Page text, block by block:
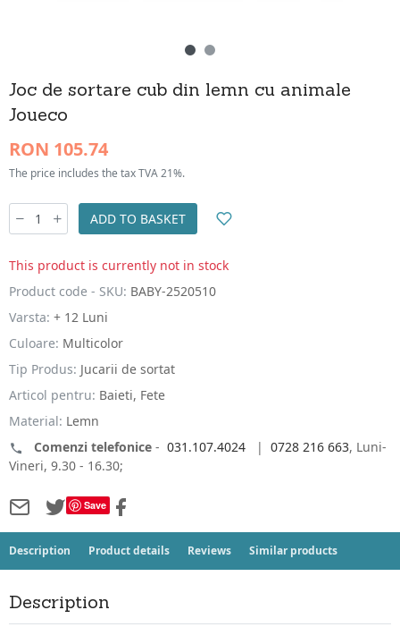
Joc de sortare cub din lemn cu animale
Joueco
RON 105.74
The price includes the tax TVA 21%.
ADD TO BASKET
This product is currently not in stock
Product code - SKU: BABY-2520510
Varsta: + 12 Luni
Culoare: Multicolor
Tip Produs: Jucarii de sortat
Articol pentru: Baieti, Fete
Material: Lemn
Comenzi telefonice - 031.107.4024 | 0728 216 663, Luni-
Vineri, 9.30 - 16.30;
Save
Description Product details Reviews Similar products
Description